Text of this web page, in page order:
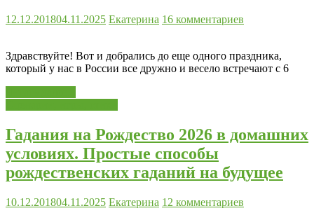
12.12.201804.11.2025 Екатерина 16 комментариев
Здравствуйте! Вот и добрались до еще одного праздника,
который у нас в России все дружно и весело встречают с 6
Гадания на Рождество 2026 в домашних
условиях. Простые способы
рождественских гаданий на будущее
10.12.201804.11.2025 Екатерина 12 комментариев